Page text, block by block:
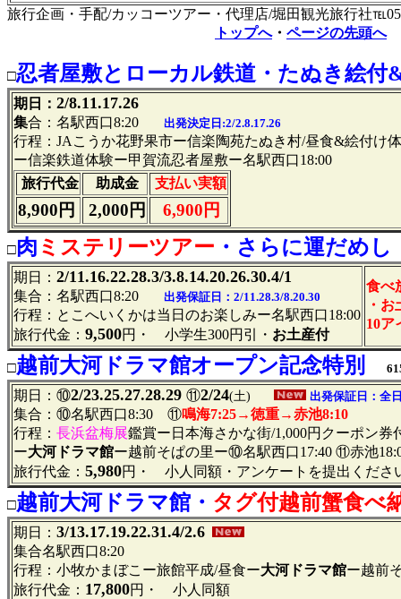
旅行企画・手配/カッコーツアー・代理店/堀田観光旅行社
トップへ・ ページの先頭へ
□忍者屋敷とローカル鉄道・たぬき絵付
期日： 2/8.11.17.26
集合：名駅西口8:20 出発決定日:2/2.8.17.26
行程：JAこうか花野果市ー信楽陶苑たぬき村/昼食&絵付け
ー信楽鉄道体験ー甲賀流忍者屋敷ー名駅西口18:00
旅行代金
助成金 支払い実額
8,900円 2,000円 6,900円
□肉 ミステリーツアー ・さらに運だめ
期日： 2/11.16.22.28.3/3.8.14.20.26.30.4/1
集合：名駅西口8:20 出発保証日：2/11.28.3/8.20.30
行程：とこへいくかは当日のお楽しみー名駅西口18:00
旅行代金： 9,500円・ 小学生300円引・ お土産付
食べ
・
10ア
□越前大河ドラマ館オープン記念特別
期日：⑩2/23.25.27.28.29 ⑪2/24(土) 出発保証日：全
集合：⑩名駅西口8:30 ⑪鳴海7:25→徳重→赤池8:10
行程： 長浜盆梅展鑑賞ー日本海さかな街/1,000円クーポン券
ー大河ドラマ館ー越前そぱの里ー⑩名駅西口17:40 ⑪赤池
旅行代金： 5,980円・ 小人同額・アンケートを提出くだ
□越前大河ドラマ館・ タグ付越前蟹食べ
期日： 3/13.17.19.22.31.4/2.6
集合名駅西口8:20
行程：小牧かまぼこー旅館平成/昼食ー大河ドラマ館ー越前
旅行代金： 17,800円・ 小人同額